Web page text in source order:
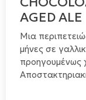
AGED ALE
Μια
μήνες σε
προηγουμένως